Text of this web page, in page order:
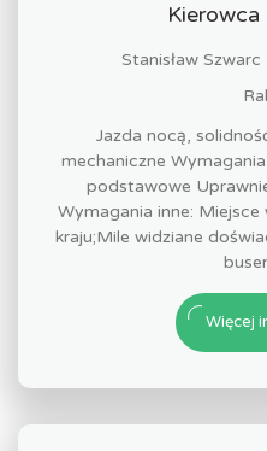
Kierowca
Stanisław
Jazda nocą,
mechaniczne
podstawowe
Wymagania inne:
kraju;Mile widziane
Więcej